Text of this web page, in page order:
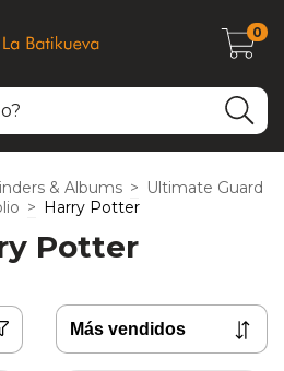
0
& Albums > Ultimate Guard
> Harry Potter
Potter